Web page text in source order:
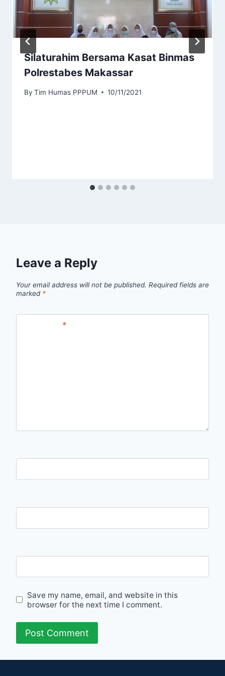
Silaturahim Bersama Kasat Binmas
Polrestabes Makassar
By Tim Humas PPPUM 10/11/2021
Leave a Reply
Your email address will not be published. Required fields are
marked *
*
Save my name, email, and website in this
browser for the next time I comment.